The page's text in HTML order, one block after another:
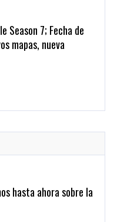
Season 7; Fecha de
mapas, nueva
aparentemente
hasta ahora sobre la